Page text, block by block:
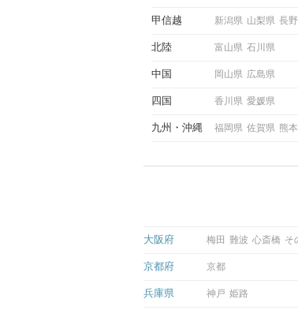
甲信越 新潟県 山梨県 長
北陸 富山県 石川県
中国 岡山県 広島県
四国 香川県 愛媛県
九州 沖縄 福岡県 佐賀県 熊
大阪府 梅田 難波 心斎橋 そ
京都府 京都
兵庫県 神戸 姫路